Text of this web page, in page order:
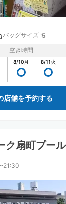
バッグサイズ :5
空き時間
8/10月 8/11火
店舗を予約する
ク扇町プール
21:30